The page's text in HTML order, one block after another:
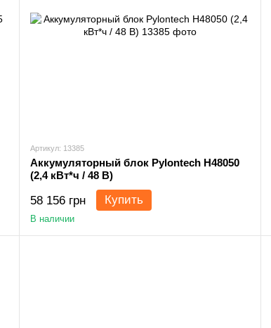
Артикул: 13385
Аккумуляторный блок Pylontech H48050
(2,4 кВт*ч / 48 В)
58 156 грн Купить
В наличии